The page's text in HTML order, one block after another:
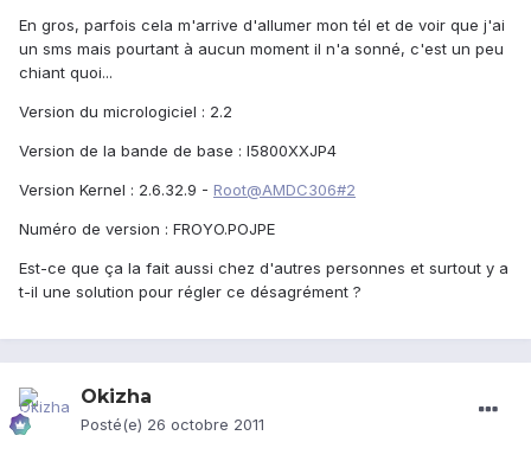
En gros, parfois cela m'arrive d'allumer mon tél et de voir que j'ai
un sms mais pourtant à aucun moment il n'a sonné, c'est un peu
chiant quoi...
Version du micrologiciel : 2.2
Version de la bande de base : I5800XXJP4
Version Kernel : 2.6.32.9 - Root@AMDC306#2
Numéro de version : FROYO.POJPE
Est-ce que ça la fait aussi chez d'autres personnes et surtout y a
t-il une solution pour régler ce désagrément ?
Okizha
Posté(e) 26 octobre 2011